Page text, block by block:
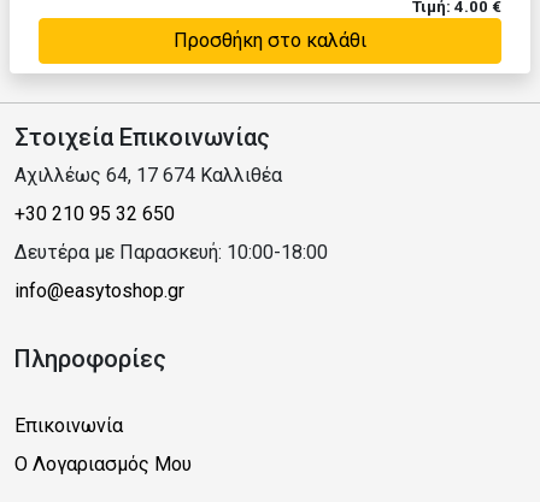
Τιμή: 4.00 €
Προσθήκη στο καλάθι
Στοιχεία Επικοινωνίας
Αχιλλέως 64, 17 674 Καλλιθέα
+30 210 95 32 650
Δευτέρα με Παρασκευή: 10:00-18:00
info@easytoshop.gr
Πληροφορίες
Επικοινωνία
Ο Λογαριασμός Μου